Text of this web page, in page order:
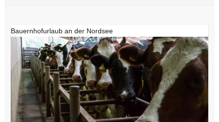
Bauernhofurlaub an der Nordsee